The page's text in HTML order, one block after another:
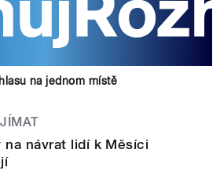
na jednom místě
na návrat lidí k Měsíci